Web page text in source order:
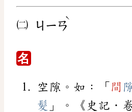
㈡ ㄐㄧㄢ
ˋ
名
空隙。如：「 間
髮 」。《史記．